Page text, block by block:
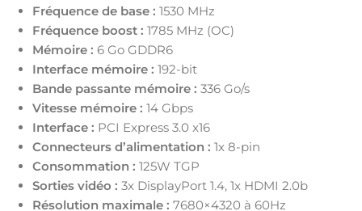
Fréquence de base : 1530 MHz
Fréquence boost : 1785 MHz (OC)
Mémoire : 6 Go GDDR6
Interface mémoire : 192-bit
Bande passante mémoire : 336 Go/s
Vitesse mémoire : 14 Gbps
Interface : PCI Express 3.0 x16
Connecteurs d’alimentation : 1x 8-pin
Consommation : 125W TGP
Sorties vidéo : 3x DisplayPort 1.4, 1x HDMI 2.0b
Résolution maximale : 7680×4320 à 60Hz